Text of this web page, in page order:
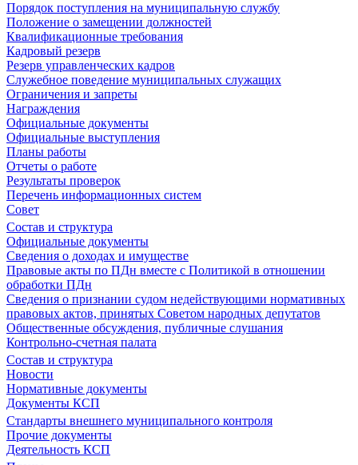
Порядок поступления на муниципальную службу
Положение о замещении должностей
Квалификационные требования
Кадровый резерв
Резерв управленческих кадров
Служебное поведение муниципальных служащих
Ограничения и запреты
Награждения
Официальные документы
Официальные выступления
Планы работы
Отчеты о работе
Результаты проверок
Перечень информационных систем
Совет
Состав и структура
Официальные документы
Сведения о доходах и имуществе
Правовые акты по ПДн вместе с Политикой в отношении
обработки ПДн
Сведения о признании судом недействующими нормативных
правовых актов, принятых Советом народных депутатов
Общественные обсуждения, публичные слушания
Контрольно-счетная палата
Состав и структура
Новости
Нормативные документы
Документы КСП
Стандарты внешнего муниципального контроля
Прочие документы
Деятельность КСП